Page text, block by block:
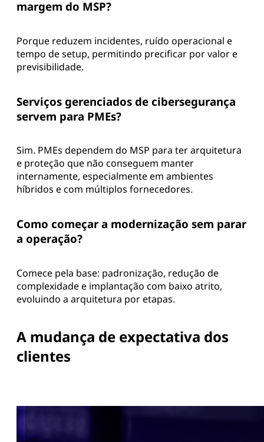
margem do MSP?
Porque reduzem incidentes, ruído operacional e
tempo de setup, permitindo precificar por valor e
previsibilidade.
Serviços gerenciados de cibersegurança
servem para PMEs?
Sim. PMEs dependem do MSP para ter arquitetura
e proteção que não conseguem manter
internamente, especialmente em ambientes
híbridos e com múltiplos fornecedores.
Como começar a modernização sem parar
a operação?
Comece pela base: padronização, redução de
complexidade e implantação com baixo atrito,
evoluindo a arquitetura por etapas.
A mudança de expectativa dos
clientes